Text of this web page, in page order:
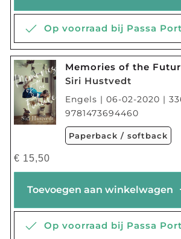
Op voorraad bij Passa
Memories of the
Siri Hustvedt
Engels | 06-02-2020 |
9781473694460
Paperback / softback
€ 15,50
Toevoegen aan winkelwagen
Op voorraad bij Passa